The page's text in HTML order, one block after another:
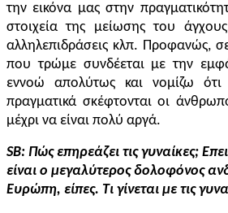
την εικόνα μας στην
στοιχεία της μείωσης του
αλληλεπιδράσεις κλπ. Προφανώς,
που τρώμε συνδέεται με την
εννοώ απολύτως και νομίζω ότι
πραγματικά σκέφτονται οι
μέχρι να είναι πολύ αργά.
SB: Πώς επηρεάζει τις γυναίκες;
είναι ο μεγαλύτερος δολοφόνος
Ευρώπη, είπες. Τι γίνεται με τις